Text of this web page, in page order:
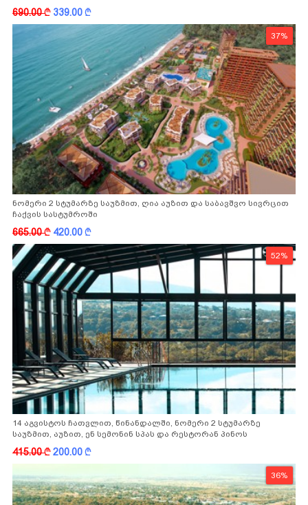
690.00k 339.00k
37%
ნომერი 2 სტუმარზე საუზმით, ღია აუზით და საბავშვო სივრცით
ჩაქვის სასტუმროში
665.00k 420.00k
52%
14 აგვისტოს ჩათვლით, წინანდალში, ნომერი 2 სტუმარზე
საუზმით, აუზით, ენ სემონინ სპას და რესტორან პინოს
ფასდაკლებით
415.00k200.00k
36%